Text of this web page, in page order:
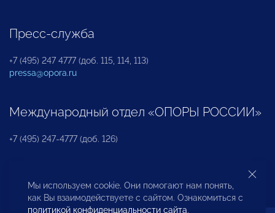
Пресс-служба
+7 (495) 247 4777 (доб. 115, 114, 113)
pressa@opora.ru
Международный отдел «ОПОРЫ РОССИИ»
+7 (495) 247-4777 (доб. 126)
Бюро по защите прав предпринимателей и
инвесторов
Мы используем cookie. Они помогают нам понять,
как Вы взаимодействуете с сайтом. Ознакомиться с
политикой конфиденциальности сайта.